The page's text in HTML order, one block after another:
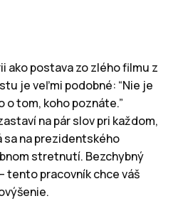
ako postava zo zlého filmu z
je veľmi podobné: “Nie je
tom, koho poznáte.”
na pár slov pri každom,
na prezidentského
stretnutí. Bezchybný
tento pracovník chce váš